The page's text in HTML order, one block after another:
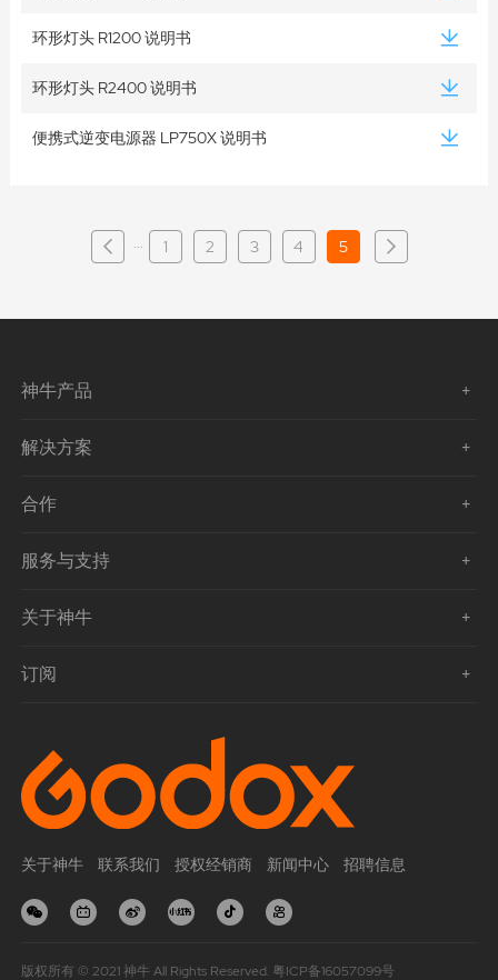
环形灯头 R1200 说明书
环形灯头 R2400 说明书
便携式逆变电源器 LP750X 说明书
··· 1 2 3 4 5
神牛产品
解决方案
合作
服务与支持
关于神牛
订阅
关于神牛 联系我们 授权经销商 新闻中心 招聘信息
版权所有 © 2021 神牛 All Rights Reserved.粤ICP备16057099号